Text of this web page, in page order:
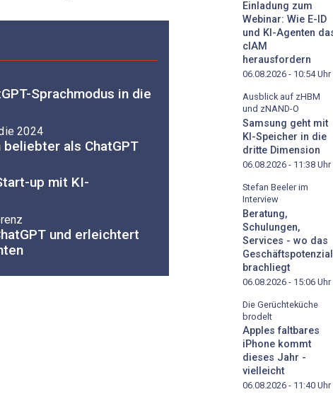
Sprachmodus in die
2024
als ChatGPT
up mit KI-
und erleichtert
Einladung zum
Webinar: Wie E-ID
und KI-Agenten
cIAM
herausfordern
06.08.2026 - 10:54Uhr
Ausblick auf zHBM
und zNAND-O
Samsung geht mit
KI-Speicher in die
dritte Dimension
06.08.2026 - 11:38 Uhr
Stefan Beeler im
Interview
Beratung,
Schulungen,
Services - wo das
Geschäftspotenzial
brachliegt
06.08.2026 - 15:06 Uhr
Die Gerüchteküche
brodelt
Apples faltbares
iPhone kommt
dieses Jahr -
vielleicht
06.08.2026 - 11:40 Uhr